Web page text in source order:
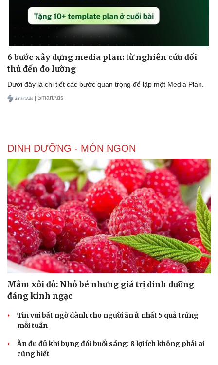
Du lịch
Tư vấn
Săn Tour
check-in
Podcast
Câu chuyện thời sự
Đọc truyện đêm khuya
Cửa sổ tình yêu
Kể chuyện cho bé
Hạt giống tâm hồn
6 bước xây dựng media plan: từ nghiên cứu đối
thủ đến đo lường
Dưới đây là chi tiết các bước quan trọng để lập một Media Plan.
| SmartAds
DINH DƯỠNG - MÓN NGON
Mâm xôi đỏ: Nhỏ bé nhưng giá trị dinh dưỡng
đáng kinh ngạc
Tin vui bất ngờ dành cho người ăn ít nhất 5 quả trứng
mỗi tuần
Ăn đu đủ khi bụng đói buổi sáng: 8 lợi ích không phải ai
cũng biết